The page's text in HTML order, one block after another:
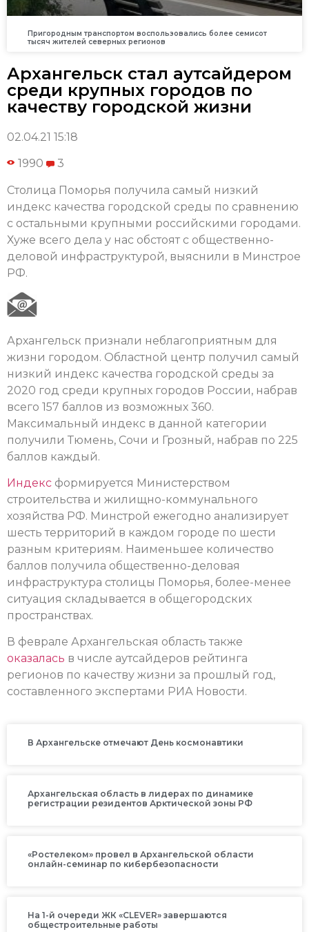
Пригородным транспортом воспользовались более семисот
тысяч жителей северных регионов
Архангельск стал аутсайдером
среди крупных городов по
качеству городской жизни
02.04.21 15:18
1990 3
Столица Поморья получила самый низкий
индекс качества городской среды по сравнению
с остальными крупными российскими городами.
Хуже всего дела у нас обстоят с общественно-
деловой инфраструктурой, выяснили в Минстрое
РФ.
Архангельск признали неблагоприятным для
жизни городом. Областной центр получил самый
низкий индекс качества городской среды за
2020 год среди крупных городов России, набрав
всего 157 баллов из возможных 360.
Максимальный индекс в данной категории
получили Тюмень, Сочи и Грозный, набрав по 225
баллов каждый.
Индекс формируется Министерством
строительства и жилищно-коммунального
хозяйства РФ. Минстрой ежегодно анализирует
шесть территорий в каждом городе по шести
разным критериям. Наименьшее количество
баллов получила общественно-деловая
инфраструктура столицы Поморья, более-менее
ситуация складывается в общегородских
пространствах.
В феврале Архангельская область также
оказалась в числе аутсайдеров рейтинга
регионов по качеству жизни за прошлый год,
составленного экспертами РИА Новости.
В Архангельске отмечают День космонавтики
Архангельская область в лидерах по динамике
регистрации резидентов Арктической зоны РФ
«Ростелеком» провел в Архангельской области
онлайн-семинар по кибербезопасности
На 1-й очереди ЖК «CLEVER» завершаются
общестроительные работы